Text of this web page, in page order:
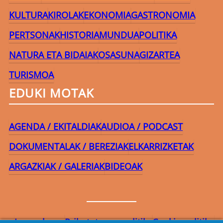
KULTURAKIROLAKEKONOMIAGASTRONOMIA
PERTSONAKHISTORIAMUNDUAPOLITIKA
NATURA ETA BIDAIAKOSASUNAGIZARTEA
TURISMOA
EDUKI MOTAK
AGENDA / EKITALDIAKAUDIOA / PODCAST
DOKUMENTALAK / BEREZIAKELKARRIZKETAK
ARGAZKIAK / GALERIAKBIDEOAK